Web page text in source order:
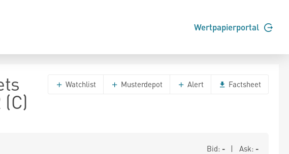
Wertpapierportal
Watchlist Musterdepot Alert Factsheet
Bid: - | Ask: -